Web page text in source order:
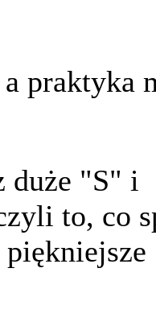
praktyka
duże "S" i
to, co